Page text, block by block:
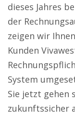
dieses Jahres
der
zeigen wir
Kunden
System
Sie jetzt gehen
zukunftssicher